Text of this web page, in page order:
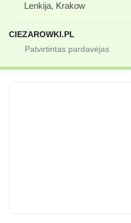
Lenkija, Krakow
CIEZAROWKI.PL